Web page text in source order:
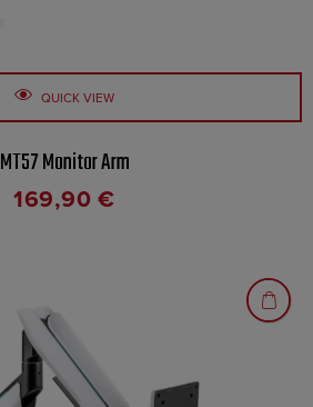
QUICK VIEW
MT57 Monitor Arm
169,90€